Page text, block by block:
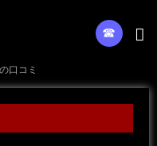
☎︎
口コミ